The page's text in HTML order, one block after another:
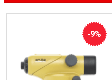
-9%